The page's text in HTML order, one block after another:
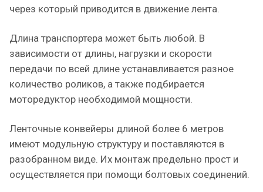
через который приводится в движение лента.
Длина транспортера может быть любой. В
зависимости от длины, нагрузки и скорости
передачи по всей длине устанавливается разное
количество роликов, а также подбирается
моторедуктор необходимой мощности.
Ленточные конвейеры длиной более 6 метров
имеют модульную структуру и поставляются в
разобранном виде. Их монтаж предельно прост и
осуществляется при помощи болтовых соединений.